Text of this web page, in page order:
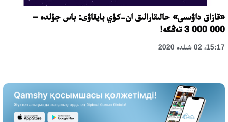
«قازاق داۋىسى» حالىقارالىق ان-كۇي بايقاۋى: باس جۇلدە –
3 000 000 تەڭگە!
15:17، 02 شىلدە 2020